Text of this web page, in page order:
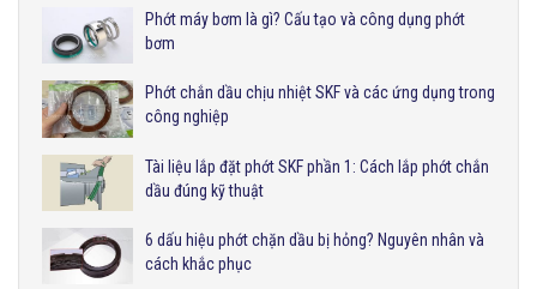
Phớt máy bơm là gì? Cấu tạo và công dụng phớt
bơm
Phớt chắn dầu chịu nhiệt SKF và các ứng dụng trong
công nghiệp
Tài liệu lắp đặt phớt SKF phần 1: Cách lắp phớt chắn
dầu đúng kỹ thuật
6 dấu hiệu phớt chặn dầu bị hỏng? Nguyên nhân và
cách khắc phục